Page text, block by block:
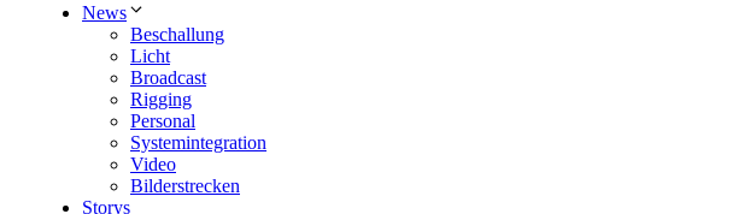
News
Beschallung
Licht
Broadcast
Rigging
Personal
Systemintegration
Video
Bilderstrecken
Storys